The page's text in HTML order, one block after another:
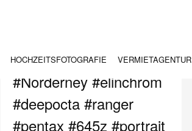
HOCHZEITSFOTOGRAFIE VERMIETAGENTUR
#Norderney #elinchrom
#deepocta #ranger
#pentax #645z #portrait